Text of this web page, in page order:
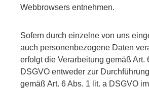
Webbrowsers entnehmen.
Sofern durch einzelne von uns
auch personenbezogene Daten
erfolgt die Verarbeitung gemäß Art.
DSGVO entweder zur
gemäß Art. 6 Abs. 1 lit. a DSGVO